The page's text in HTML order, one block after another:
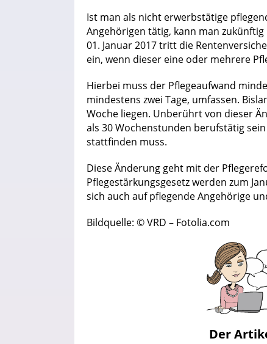
Ist man als nicht erwerbstätige
Angehörigen tätig, kann man
01. Januar 2017 tritt die
ein, wenn dieser eine oder mehrere
Hierbei muss der Pflegeaufwand
mindestens zwei Tage, umfassen.
Woche liegen. Unberührt von dieser
als 30 Wochenstunden berufstätig
stattfinden muss.
Diese Änderung geht mit der
Pflegestärkungsgesetz werden zum
sich auch auf pflegende Angehörige
Bildquelle: © VRD – Fotolia.com
Der